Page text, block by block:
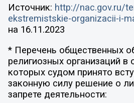
Источник: http://nac.gov.ru/
ekstremistskie-organizacii-i-
на 16.11.2023
* Перечень общественных
религиозных организаций в
которых судом принято
законную силу решение о
запрете деятельности: